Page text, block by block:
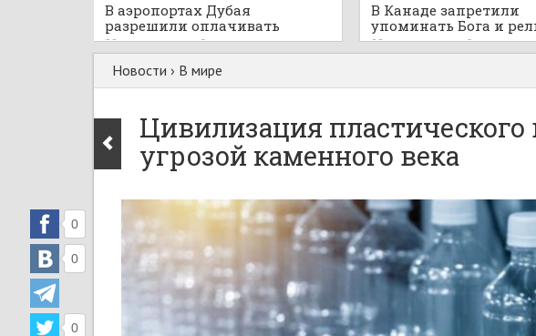
​В аэропортах Дубая
разрешили оплачивать
покупки криптовалютой
22 часа назад 0
В Канаде запретили
упоминать Бога и
публичных военных
мероприятиях
22 часа назад 0
Новости › В мире
Цивилизация пластического
угрозой каменного века
0
0
0